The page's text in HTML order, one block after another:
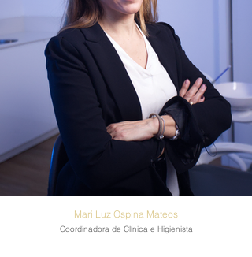
Mari Luz Ospina Mateos
Coordinadora de Clínica e Higienista